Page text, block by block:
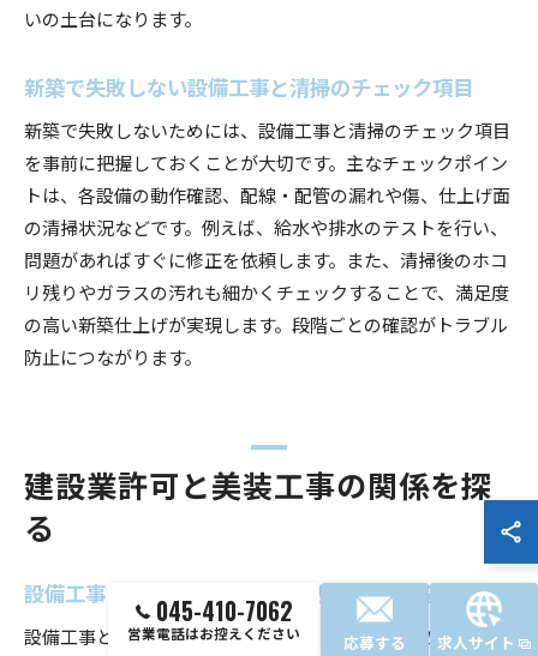
いの土台になります。
新築で失敗しない設備工事と清掃のチェック項目
新築で失敗しないためには、設備工事と清掃のチェック項目
を事前に把握しておくことが大切です。主なチェックポイン
トは、各設備の動作確認、配線・配管の漏れや傷、仕上げ面
の清掃状況などです。例えば、給水や排水のテストを行い、
問題があればすぐに修正を依頼します。また、清掃後のホコ
リ残りやガラスの汚れも細かくチェックすることで、満足度
の高い新築仕上げが実現します。段階ごとの確認がトラブル
防止につながります。
建設業許可と美装工事の関係を探
る
設備工事と美装工事に必要な建設業許可の基礎知識
設備工事と美装工事を実施するには、建設業許可の知識が不
045-410-7062
営業電話はお控えください 応募する 求人サイト